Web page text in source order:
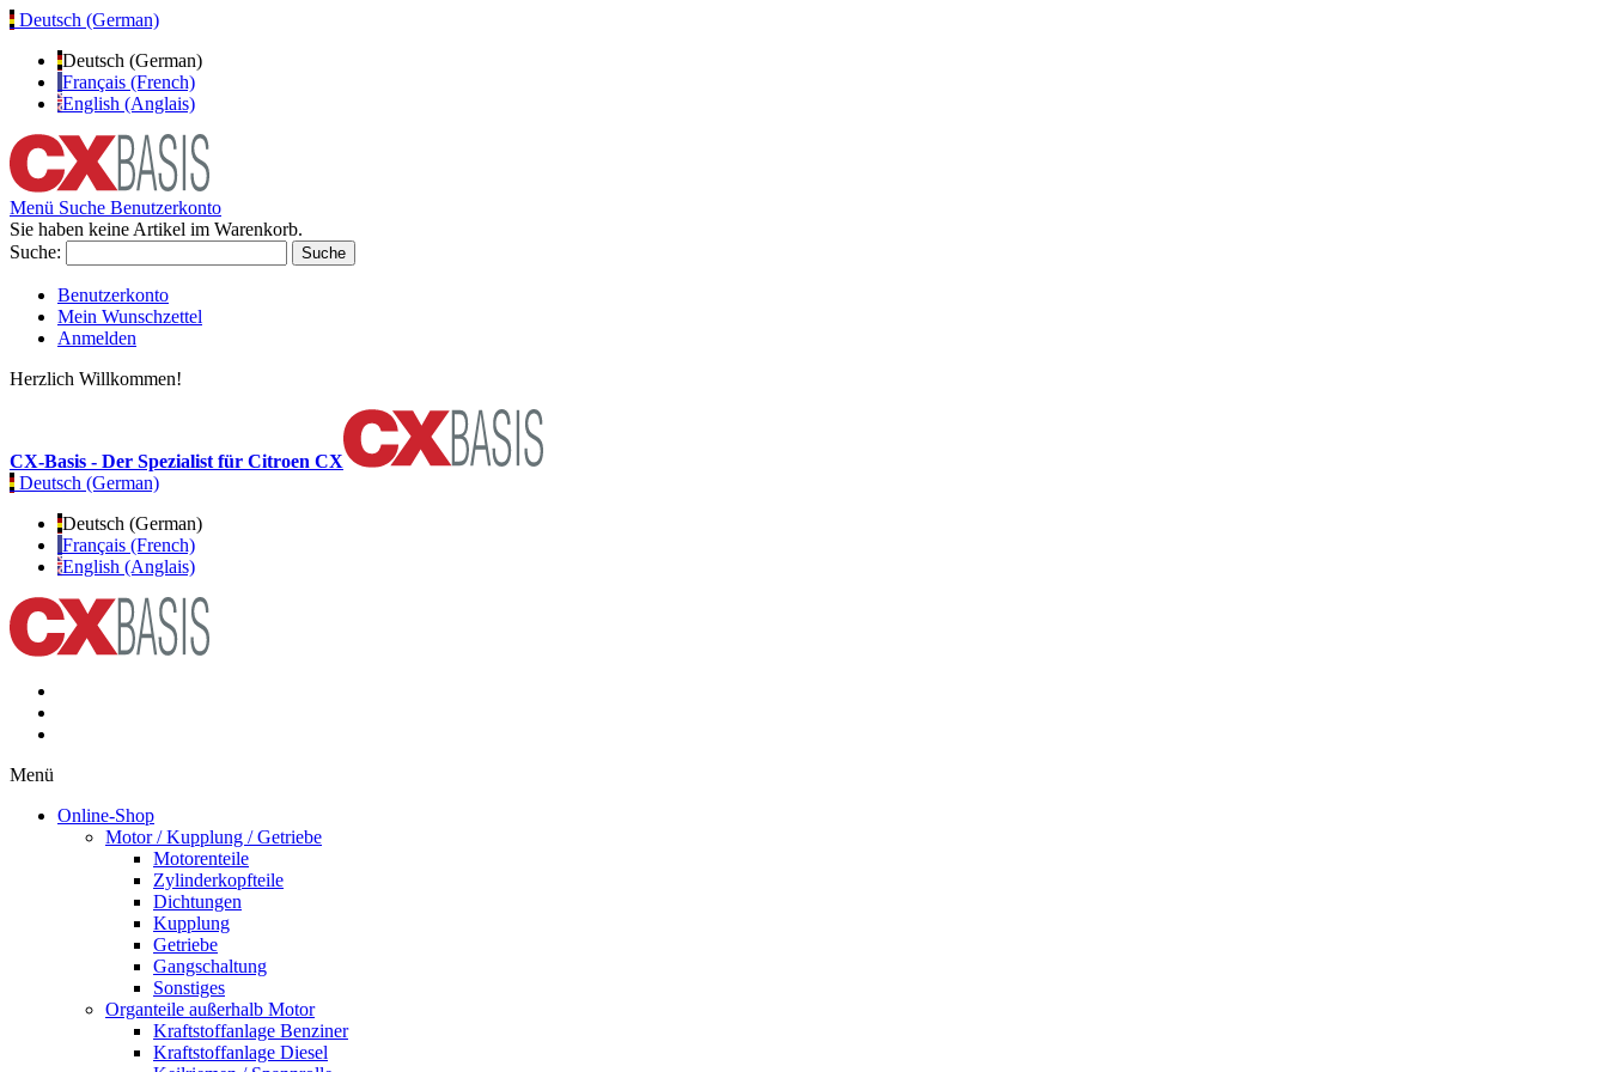
Deutsch (German)
Deutsch (German)
Français (French)
English (Anglais)
Menü Suche Benutzerkonto
Sie haben keine Artikel im Warenkorb.
Suche:
Suche
Benutzerkonto
Mein Wunschzettel
Anmelden
Herzlich Willkommen!
CX-Basis - Der Spezialist für Citroen CX
Deutsch (German)
Deutsch (German)
Français (French)
English (Anglais)
Menü
Online-Shop
Motor / Kupplung / Getriebe
Motorenteile
Zylinderkopfteile
Dichtungen
Kupplung
Getriebe
Gangschaltung
Sonstiges
Organteile außerhalb Motor
Kraftstoffanlage Benziner
Kraftstoffanlage Diesel